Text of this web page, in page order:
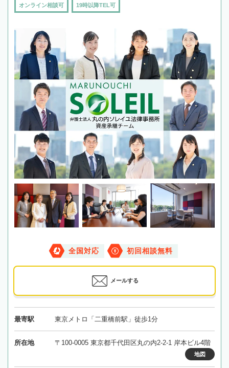
オンライン相談可 19時以降TEL可
全国対応 初回相談無料
メールする
最寄駅 東京メトロ「二重橋前駅」徒歩1分
所在地 〒100-0005 東京都千代田区丸の内2-2-1 岸本ビル4階
地図